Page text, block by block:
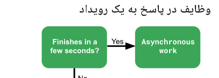
وظایف در پاسخ به یک رویداد